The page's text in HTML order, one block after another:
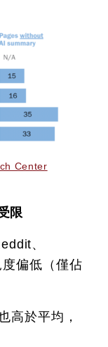
Center
限
、
偏低（僅佔
高於平均，